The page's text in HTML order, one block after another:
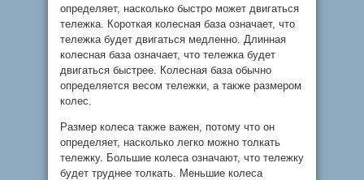
определяет, насколько быстро может двигаться
тележка. Короткая колесная база означает, что
тележка будет двигаться медленно. Длинная
колесная база означает, что тележка будет
двигаться быстрее. Колесная база обычно
определяется весом тележки, а также размером
колес.
Размер колеса также важен, потому что он
определяет, насколько легко можно толкать
тележку. Большие колеса означают, что тележку
будет труднее толкать. Меньшие колеса